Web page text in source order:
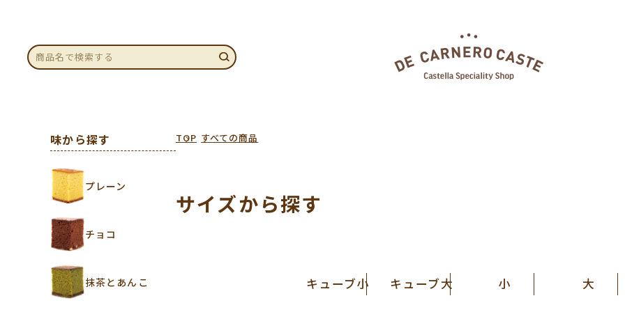
味から探す
プレーン
チョコ
抹茶とあんこ
TOP すべての商品
サイズから探す
キューブ小 キューブ大 小 大